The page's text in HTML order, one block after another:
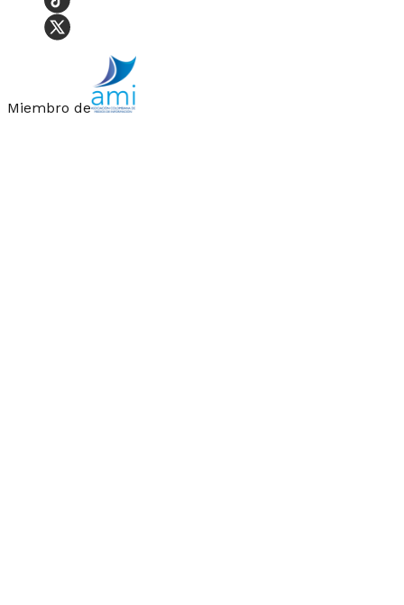
Miembro de